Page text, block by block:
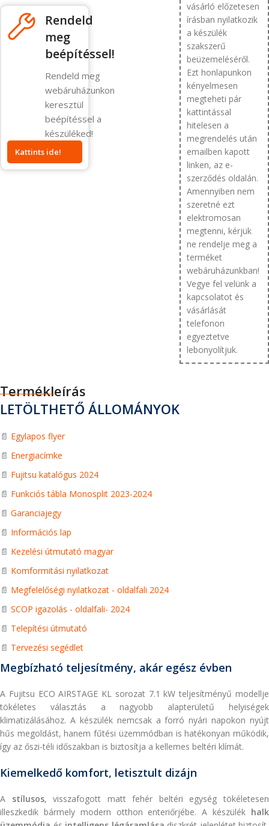
Rendeld
meg
beépítéssel!
Rendeld meg
webáruházunkon
keresztül
beépítéssel a
készüléked!
Kattints ide!
vásárló előzetesen
írásban nyilatkozik
a készülék
szakszerű
beüzemeléséről.
Ezt honlapunkon
kényelmesen
megteheti pár
kattintással
hitelesen a
megrendelés után
emailben kapott
linken, az e-
szerződés oldalán.
Amennyiben nem
szeretné ezt
elektromosan
megtenni, kérjük
ne rendelje meg a
terméket
webáruházunkban!
Vegye fel velünk a
kapcsolatot és
vásárlását
telefonon
egyeztetve
lebonyolítjuk.
Termékleírás
LETÖLTHETŐ ÁLLOMÁNYOK
📄 Egylapos flyer
📄 Energiacímke
📄 Fujitsu katalógus 2024
📄 Funkciós tábla Monosplit 2023-2024
📄 Garanciajegy
📄 Információs lap
📄 Kezelési útmutató magyar
📄 Komformitási nyilatkozat
📄 Megfelelőségi nyilatkozat - oldalfali 2024
📄 SCOP igazolás - oldalfali- 2024
📄 Telepítési útmutató
📄 Tervezési segédlet
Megbízható teljesítmény, akár egész évben
A Fujitsu ECO AIRSTAGE KL sorozat 7.1 kW teljesítményű modellje
tökéletes választás a nagyobb alapterületű helyiségek
klimatizálásához. A készülék nemcsak a forró nyári napokon nyújt
hűs megoldást, hanem fűtési üzemmódban is hatékonyan működik,
így az őszi-téli időszakban is biztosítja a kellemes beltéri klímát.
Kiemelkedő komfort, letisztult dizájn
A stílusos, visszafogott matt fehér beltéri egység tökéletesen
illeszkedik bármely modern otthon enteriőrjébe. A készülék halk